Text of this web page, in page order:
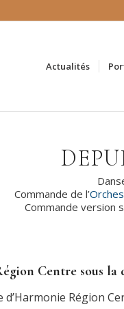
Actualités
Commande de l’
Commande version
Centre sous
d’Harmonie Région